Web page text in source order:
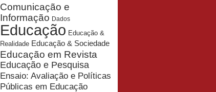
Comunicação e
Informação Dados
Educação Educação &
Realidade Educação & Sociedade
Educação em Revista
Educação e Pesquisa
Ensaio: Avaliação e Políticas
Públicas em Educação